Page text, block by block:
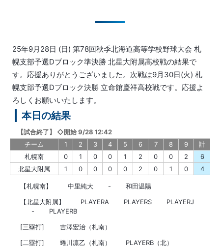
25年9月28日 (日) 第78回秋季北海道高等学校野球大会 札
幌支部予選Dブロック準決勝 北星大附属高校戦の結果で
す。応援ありがとうございました。次戦は9月30日(火) 札
幌支部予選Dブロック決勝 立命館慶祥高校戦です。応援よ
ろしくお願いいたします。
本日の結果
【試合終了】
◇開始 9/28 12:42
チーム
1 2 3 4 5 6 7 8 9
計
札幌南
0 1 0 0 1 2 0 0 2
6
北星大附属
1 0 0 0 0 2 0 1 0 4
【札幌南】 中里純大 -
和田温陽
【北星大附属】
PLAYERA PLAYERS
PLAYERJ
-
PLAYERB
[三塁打]
吉澤宏治（札南）
[二塁打]
蜷川凛乙（札南） PLAYERB（北）